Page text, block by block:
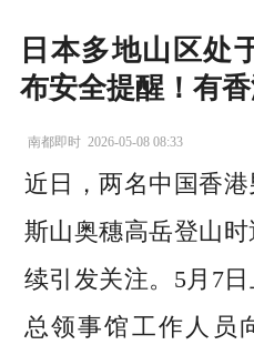
日本多地山区处
布安全提醒！有
南都即时 2026-05-08 08:33
近日，两名中国香
斯山奥穗高岳登山
续引发关注。5月7
总领事馆工作人员